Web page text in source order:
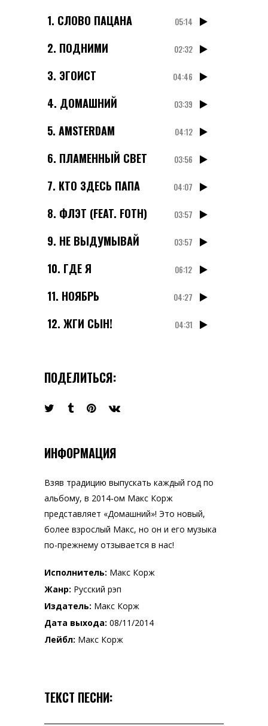
1. СЛОВО ПАЦАНА 05:14
2. ПОДНИМИ 02:32
3. ЭГОИСТ 04:46
4. ДОМАШНИЙ 03:39
5. AMSTERDAM 04:12
6. ПЛАМЕННЫЙ СВЕТ 03:56
7. КТО ЗДЕСЬ ПАПА 04:07
8. ФЛЭТ (FEAT. FOTH) 03:57
9. НЕ ВЫДУМЫВАЙ 03:57
10. ГДЕ Я 06:12
11. НОЯБРЬ 04:27
12. ЖГИ СЫН! 04:31
ПОДЕЛИТЬСЯ:
ИНФОРМАЦИЯ
Взяв традицию выпускать каждый год по
альбому, в 2014-ом Макс Корж
представляет «Домашний»! Это новый,
более взрослый Макс, но он и его музыка
по-прежнему отзывается в нас!
Исполнитель: Макс Корж
Жанр: Русский рэп
Издатель: Макс Корж
Дата выхода: 08/11/2014
Лейбл: Макс Корж
ТЕКСТ ПЕСНИ: